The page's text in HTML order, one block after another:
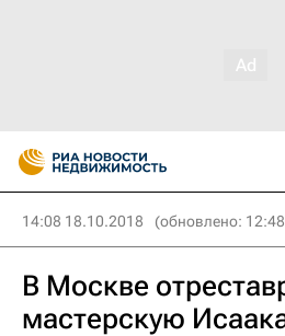
14:08 18.10.2018 (обновлено:
В Москве
мастерскую